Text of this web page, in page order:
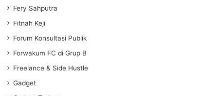
Fery Sahputra
Fitnah Keji
Forum Konsultasi Publik
Forwakum FC di Grup B
Freelance & Side Hustle
Gadget